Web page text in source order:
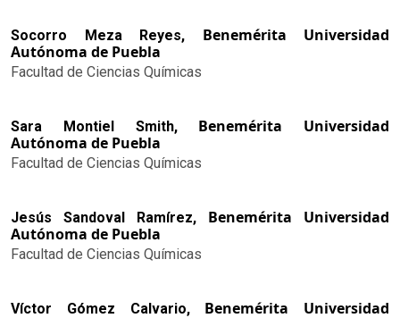
Socorro Meza Reyes, Benemérita Universidad
Autónoma de Puebla
Facultad de Ciencias Químicas
Sara Montiel Smith, Benemérita Universidad
Autónoma de Puebla
Facultad de Ciencias Químicas
Jesús Sandoval Ramírez, Benemérita Universidad
Autónoma de Puebla
Facultad de Ciencias Químicas
Víctor Gómez Calvario, Benemérita Universidad